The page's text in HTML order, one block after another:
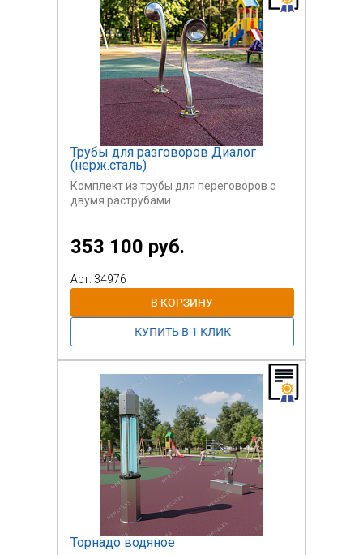
Трубы для разговоров Диалог
(нерж.сталь)
Комплект из трубы для переговоров с
двумя раструбами.
353 100 руб.
Арт: 34976
Торнадо водяное